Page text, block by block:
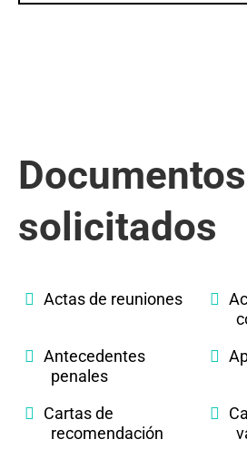
solicitados
Actas de reuniones
Antecedentes
penales
Cartas de
recomendación